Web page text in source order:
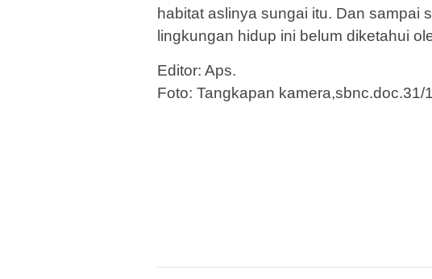
habitat aslinya sungai itu. Dan sampai
lingkungan hidup ini belum diketahui
Editor: Aps.
Foto: Tangkapan kamera,sbnc.doc.31/